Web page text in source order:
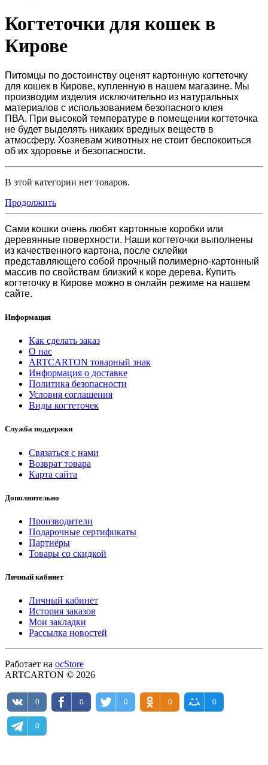
Когтеточки для кошек в
Кирове
Питомцы по достоинству оценят картонную когтеточку
для кошек в Кирове, купленную в нашем магазине. Мы
производим изделия исключительно из натуральных
материалов с использованием безопасного клея
ПВА. При высокой температуре в помещении когтеточка
не будет выделять никаких вредных веществ в
атмосферу. Хозяевам животных не стоит беспокоиться
об их здоровье и безопасности.
В этой категории нет товаров.
Продолжить
Сами кошки очень любят картонные коробки или
деревянные поверхности. Наши когтеточки выполнены
из качественного картона, после склейки
представляющего собой прочный полимерно-картонный
массив по свойствам близкий к коре дерева. Купить
когтеточку в Кирове можно в онлайн режиме на нашем
сайте.
Информация
Как сделать заказ
О нас
ARTCARTON товарный знак
Информация о доставке
Политика безопасности
Условия соглашения
Виды когтеточек
Служба поддержки
Связаться с нами
Возврат товара
Карта сайта
Дополнительно
Производители
Подарочные сертификаты
Партнёры
Товары со скидкой
Личный кабинет
Личный кабинет
История заказов
Мои закладки
Рассылка новостей
Работает на ocStore
ARTCARTON © 2026
0 0 0 0 0
0